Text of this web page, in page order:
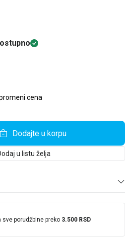
cena
Dodajte u korpu
u listu želja
porudžbine preko 3.500 RSD